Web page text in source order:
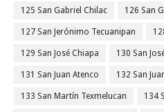
125 San Gabriel Chilac 126 San
127 San Jerónimo Tecuanipan
129 San José Chiapa 130 San
131 San Juan Atenco 132 San
133 San Martín Texmelucan 134